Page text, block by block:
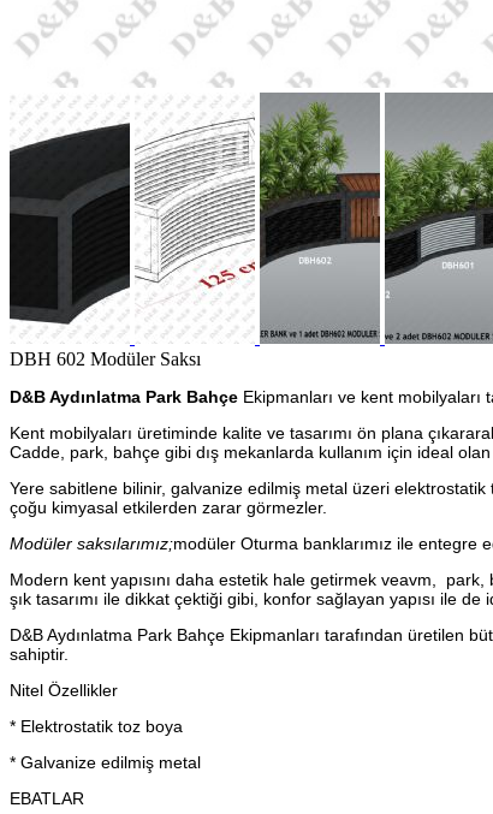
DBH 602 Modüler Saksı
D&B Aydınlatma Park Bahçe Ekipmanları ve kent mobilyaları
Kent mobilyaları üretiminde kalite ve tasarımı ön plana
Cadde, park, bahçe gibi dış mekanlarda kullanım için ideal
Yere sabitlene bilinir, galvanize edilmiş metal üzeri
çoğu kimyasal etkilerden zarar görmezler.
Modüler saksılarımız;modüler Oturma banklarımız ile entegre
Modern kent yapısını daha estetik hale getirmek veavm,
şık tasarımı ile dikkat çektiği gibi, konfor sağlayan yapısı ile de
D&B Aydınlatma Park Bahçe Ekipmanları tarafından üretilen
sahiptir.
Nitel Özellikler
* Elektrostatik toz boya
* Galvanize edilmiş metal
EBATLAR